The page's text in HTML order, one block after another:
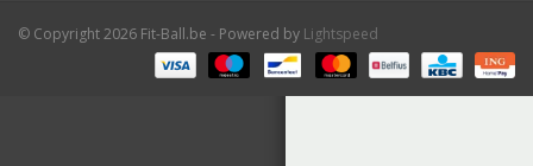
© Copyright 2026 Fit-Ball.be - Powered by Lightspeed